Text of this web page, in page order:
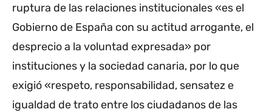
ruptura de las relaciones institucionales «es el
Gobierno de España con su actitud arrogante, el
desprecio a la voluntad expresada» por
instituciones y la sociedad canaria, por lo que
exigió «respeto, responsabilidad, sensatez e
igualdad de trato entre los ciudadanos de las